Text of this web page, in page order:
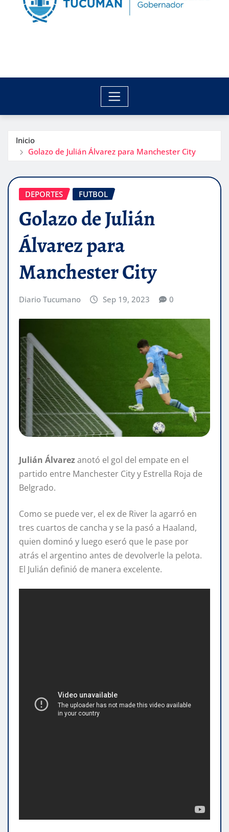
Inicio
Golazo de Julián Álvarez para Manchester City
DEPORTES FUTBOL
Golazo de Julián
Álvarez para
Manchester City
Diario Tucumano Sep 19, 2023 0
Julián Álvarezanotó el gol del empate en el
partido entre Manchester City y Estrella Roja de
Belgrado.
Como se puede ver, el ex de River la agarró en
tres cuartos de cancha y se la pasó a Haaland,
quien dominó y luego eseró que le pase por
atrás el argentino antes de devolverle la pelota.
El Julián definió de manera excelente.